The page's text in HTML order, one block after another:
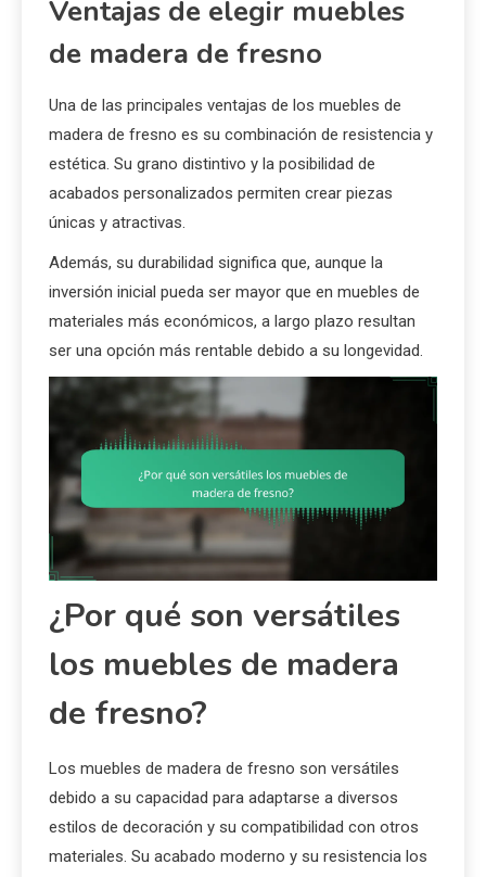
Ventajas de elegir muebles
de madera de fresno
Una de las principales ventajas de los muebles de
madera de fresno es su combinación de resistencia y
estética. Su grano distintivo y la posibilidad de
acabados personalizados permiten crear piezas
únicas y atractivas.
Además, su durabilidad significa que, aunque la
inversión inicial pueda ser mayor que en muebles de
materiales más económicos, a largo plazo resultan
ser una opción más rentable debido a su longevidad.
¿Por qué son versátiles
los muebles de madera
de fresno?
Los muebles de madera de fresno son versátiles
debido a su capacidad para adaptarse a diversos
estilos de decoración y su compatibilidad con otros
materiales. Su acabado moderno y su resistencia los